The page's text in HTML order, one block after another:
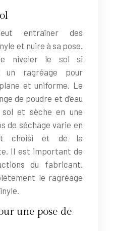
entraîner des
et nuire à sa pose.
niveler le sol si
un ragréage pour
et uniforme. Le
de poudre et d’eau
sol et sèche en une
de séchage varie en
choisi et de la
Il est important de
du fabricant.
le ragréage
une pose de